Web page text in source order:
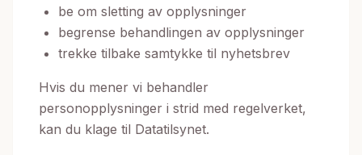
be om sletting av opplysninger
begrense behandlingen av opplysninger
trekke tilbake samtykke til nyhetsbrev
Hvis du mener vi behandler
personopplysninger i strid med regelverket,
kan du klage til Datatilsynet.